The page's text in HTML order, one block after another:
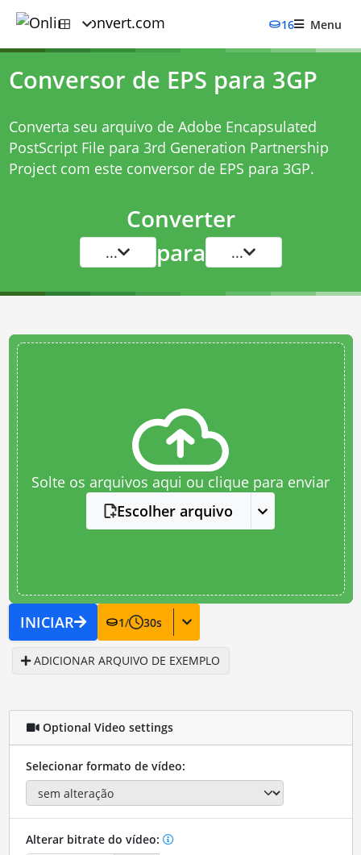
16 Menu
Conversor de EPS para 3GP
Converta seu arquivo de Adobe Encapsulated
PostScript File para 3rd Generation Partnership
Project com este conversor de EPS para 3GP.
Converter
... para ...
Solte os arquivos aqui ou clique para enviar
Escolher arquivo
INICIAR 1/ 30s
ADICIONAR ARQUIVO DE EXEMPLO
Optional Video settings
Selecionar formato de vídeo:
Alterar bitrate do vídeo: